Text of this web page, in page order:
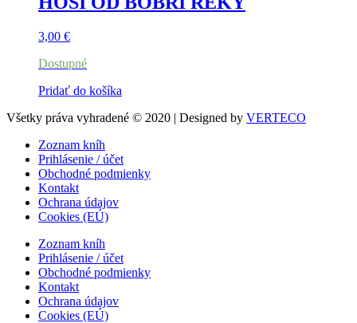
3,00 €
Dostupné
Pridať do košíka
Všetky práva vyhradené © 2020 | Designed by VERTECO
Zoznam kníh
Prihlásenie / účet
Obchodné podmienky
Kontakt
Ochrana údajov
Cookies (EÚ)
Zoznam kníh
Prihlásenie / účet
Obchodné podmienky
Kontakt
Ochrana údajov
Cookies (EÚ)